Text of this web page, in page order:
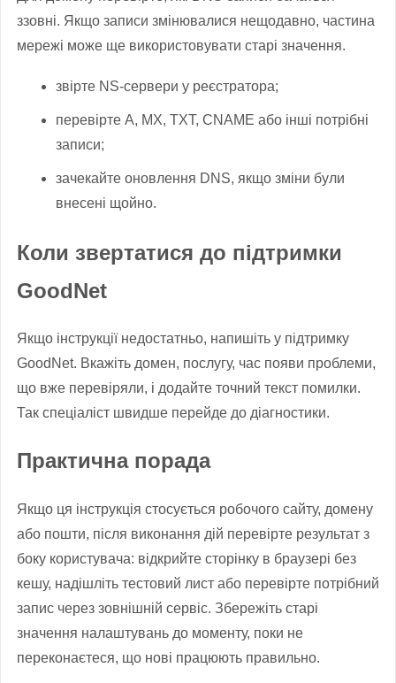
ззовні. Якщо записи змінювалися нещодавно, частина
мережі може ще використовувати старі значення.
звірте NS-сервери у реєстратора;
перевірте A, MX, TXT, CNAME або інші потрібні
записи;
зачекайте оновлення DNS, якщо зміни були
внесені щойно.
Коли звертатися до підтримки
GoodNet
Якщо інструкції недостатньо, напишіть у підтримку
GoodNet. Вкажіть домен, послугу, час появи проблеми,
що вже перевіряли, і додайте точний текст помилки.
Так спеціаліст швидше перейде до діагностики.
Практична порада
Якщо ця інструкція стосується робочого сайту, домену
або пошти, після виконання дій перевірте результат з
боку користувача: відкрийте сторінку в браузері без
кешу, надішліть тестовий лист або перевірте потрібний
запис через зовнішній сервіс. Збережіть старі
значення налаштувань до моменту, поки не
переконаєтеся, що нові працюють правильно.